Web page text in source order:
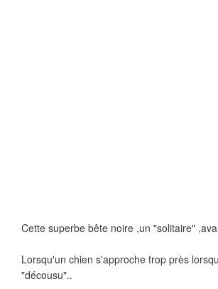
Cette superbe bête noire ,un "solitaire"
Lorsqu'un chien s'approche trop près
"décousu"..